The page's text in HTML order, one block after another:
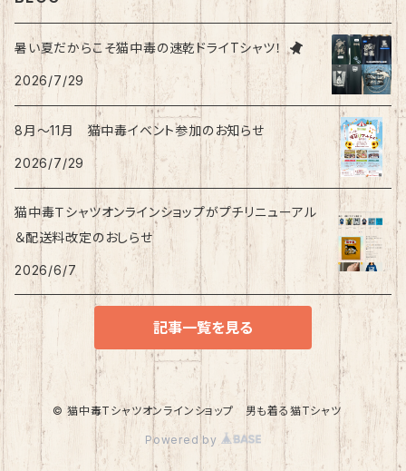
暑い夏だからこそ猫中毒の速乾ドライTシャツ！
2026/7/29
8月〜11月 猫中毒イベント参加のお知らせ
2026/7/29
猫中毒Ｔシャツオンラインショップがプチリニューアル
＆配送料改定のおしらせ
2026/6/7
記事一覧を見る
© 猫中毒Tシャツオンラインショップ 男も着る猫Tシャツ
Powered by